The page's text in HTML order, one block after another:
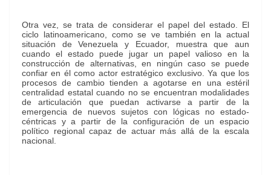
Otra vez, se trata de considerar el papel del estado. El
ciclo latinoamericano, como se ve también en la actual
situación de Venezuela y Ecuador, muestra que aun
cuando el estado puede jugar un papel valioso en la
construcción de alternativas, en ningún caso se puede
confiar en él como actor estratégico exclusivo. Ya que los
procesos de cambio tienden a agotarse en una estéril
centralidad estatal cuando no se encuentran modalidades
de articulación que puedan activarse a partir de la
emergencia de nuevos sujetos con lógicas no estado-
céntricas y a partir de la configuración de un espacio
político regional capaz de actuar más allá de la escala
nacional.